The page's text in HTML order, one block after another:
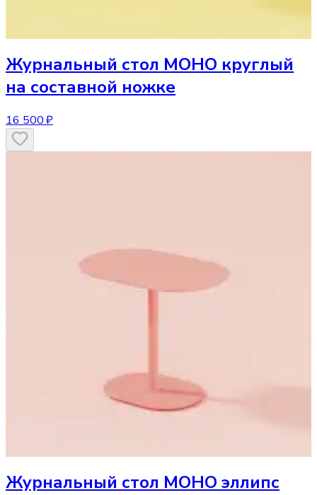
Журнальный стол МОНО круглый
на составной ножке
16 500 ₽
Журнальный стол МОНО эллипс